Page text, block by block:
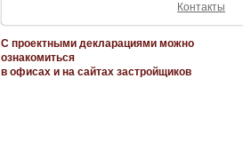
Контакты
С проектными декларациями можно
ознакомиться
в офисах и на сайтах застройщиков